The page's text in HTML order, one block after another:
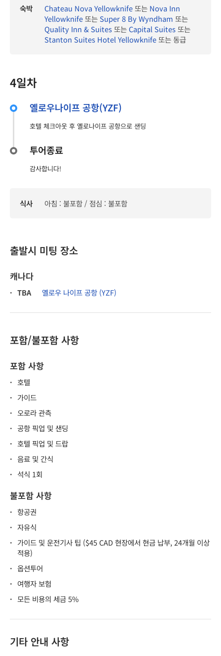
숙박 Chateau Nova Yellowknife또는 Nova Inn
Yellowknife또는 Super 8 By Wyndham 또는
Quality Inn & Suites또는Capital Suites또는
Stanton Suites Hotel Yellowknife또는 동급
4일차
옐로우나이프 공항(YZF)
호텔 체크아웃 후 옐로나이프 공항으로 샌딩
투어종료
감사합니다!
식사 아침 : 불포함 / 점심 : 불포함
출발시 미팅 장소
캐나다
· TBA 옐로우 나이프 공항 (YZF)
포함/불포함 사항
포함 사항
· 호텔
· 가이드
· 오로라 관측
· 공항 픽업 및 샌딩
· 호텔 픽업 및 드랍
· 음료 및 간식
· 석식 1회
불포함 사항
· 항공권
· 자유식
· 가이드 및 운전기사 팁 ($45 CAD 현장에서 현금 납부, 24개월 이상
적용)
· 옵션투어
· 여행자 보험
· 모든 비용의 세금 5%
기타 안내 사항